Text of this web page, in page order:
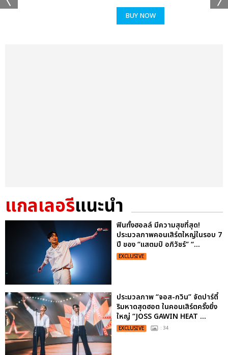
BUY NOW
แกลเลอรีแนะนำ
ฟินทั้งฮอลล์ มีความสุขที่สุด!
ประมวลภาพคอนเสิร์ตใหญ่ในรอบ 7
ปี ของ “แสตมป์ อภิวัชร์” “...
EXCLUSIVE
ประมวลภาพ “จอส-กวิน” จัดปาร์ตี้
ริมหาดสุดฮอต ในคอนเสิร์ตครั้งยิ่ง
ใหญ่ “JOSS GAWIN HEAT ...
EXCLUSIVE : 34